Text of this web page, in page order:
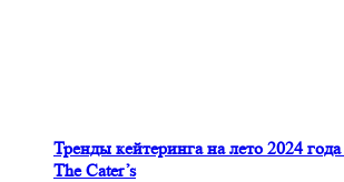
Тренды кейтеринга на лето 2024
The Cater’s